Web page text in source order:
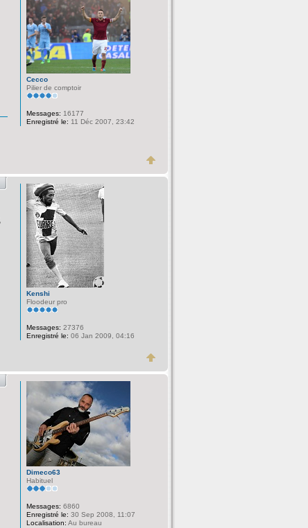
Cecco
Pilier de comptoir
Messages: 16177
Enregistré le: 11 Déc 2007, 23:42
Kenshi
Floodeur pro
Messages: 27376
Enregistré le: 06 Jan 2009, 04:16
Dimeco63
Habituel
Messages: 6860
Enregistré le: 30 Sep 2008, 11:07
Localisation: Au bureau